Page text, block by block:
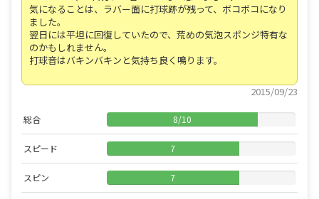
気になることは、ラバー面に打球跡が残って、ボコボコになり
ました。
翌日には平坦に回復していたので、荒めの気泡スポンジ特有な
のかもしれません。
打球音はバキンバキンと気持ち良く鳴ります。
2015/09/23
総合 8/10
スピード 7
スピン 7